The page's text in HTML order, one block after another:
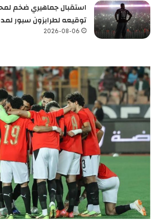
استقبال جماهيري ضخم
توقيعه لطرابزون سبور
2026-08-06